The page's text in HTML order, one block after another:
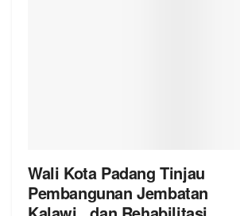
Wali Kota Padang Tinjau
Pembangunan Jembatan